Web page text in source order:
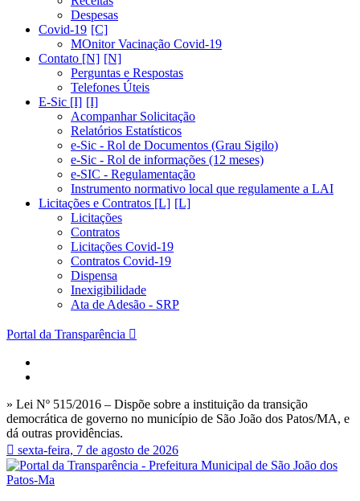
Despesas
Covid-19
MOnitor Vacinação Covid-19
Contato [N]
Perguntas e Respostas
Telefones Úteis
E-Sic [I]
Acompanhar Solicitação
Relatórios Estatísticos
e-Sic - Rol de Documentos (Grau Sigilo)
e-Sic - Rol de informações (12 meses)
e-SIC - Regulamentação
Instrumento normativo local que regulamente a LAI
Licitações e Contratos [L]
Licitações
Contratos
Licitações Covid-19
Contratos Covid-19
Dispensa
Inexigibilidade
Ata de Adesão - SRP
Portal da Transparência
» Lei Nº 515/2016 – Dispõe sobre a instituição da transição
democrática de governo no município de São João dos Patos/MA, e
dá outras providências.
sexta-feira, 7 de agosto de 2026